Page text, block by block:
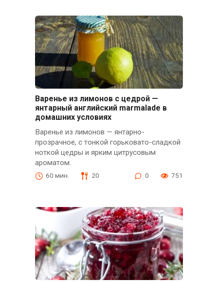
Варенье из лимонов с цедрой —
янтарный английский marmalade в
домашних условиях
Варенье из лимонов — янтарно-
прозрачное, с тонкой горьковато-сладкой
ноткой цедры и ярким цитрусовым
ароматом.
60 мин. 20 0 751